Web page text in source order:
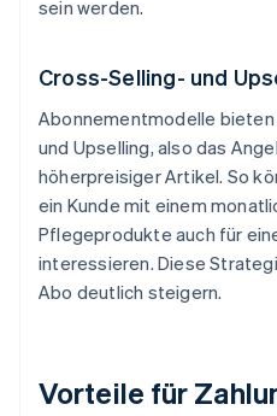
sein werden.
Cross-Selling- und
Abonnementmodelle bieten
und Upselling, also das
höherpreisiger Artikel. So
ein Kunde mit einem
Pflegeprodukte auch für
interessieren. Diese
Abo deutlich steigern.
Vorteile für